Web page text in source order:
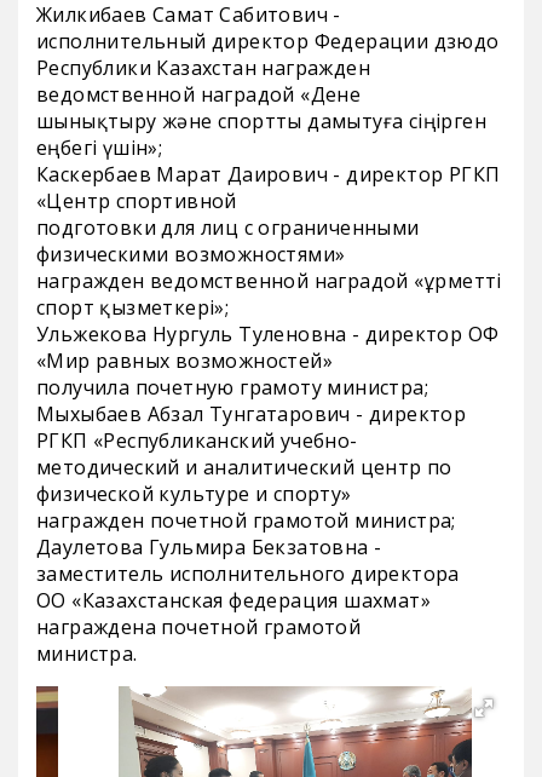
Жилкибаев Самат Сабитович -
исполнительный директор Федерации дзюдо
Республики Казахстан награжден
ведомственной наградой «Дене
шынықтыру және спортты дамытуға сіңірген
еңбегі үшін»;
Каскербаев Марат Даирович - директор РГКП
«Центр спортивной
подготовки для лиц с ограниченными
физическими возможностями»
награжден ведомственной наградой «Құрметті
спорт қызметкері»;
Ульжекова Нургуль Туленовна - директор ОФ
«Мир равных возможностей»
получила почетную грамоту министра;
Мыхыбаев Абзал Тунгатарович - директор
РГКП «Республиканский учебно-
методический и аналитический центр по
физической культуре и спорту»
награжден почетной грамотой министра;
Даулетова Гульмира Бекзатовна -
заместитель исполнительного директора
ОО «Казахстанская федерация шахмат»
награждена почетной грамотой
министра.